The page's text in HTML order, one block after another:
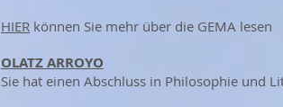
HIER können Sie mehr über die GEMA lesen
OLATZ ARROYO
Sie hat einen Abschluss in Philosophie und